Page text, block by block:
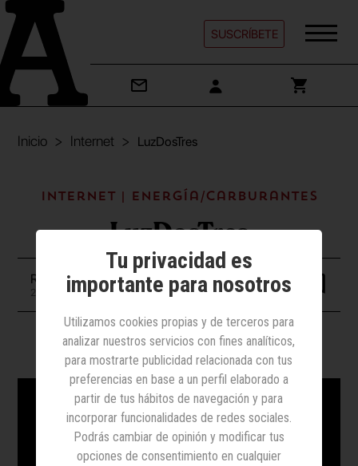
SUSCRÍBETE
Inicio Internet LuzDosTres
Internet | Energía/Carburantes
LuzDosTres
Redacción
23 diciembre 2021
Vídeo
Tu privacidad es
importante para nosotros
Utilizamos cookies propias y de terceros para
analizar nuestros servicios con fines analíticos,
para mostrarte publicidad relacionada con tus
preferencias en base a un perfil elaborado a
partir de tus hábitos de navegación y para
incorporar funcionalidades de redes sociales.
Podrás cambiar de opinión y modificar tus
opciones de consentimiento en cualquier